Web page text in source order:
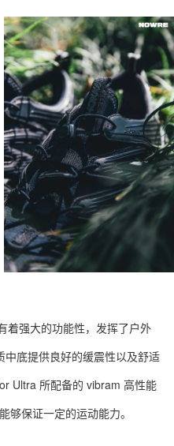
着强大的功能性，发挥了户外
中底提供良好的缓震性以及舒适
Ultra 所配备的 vibram 高性能
够保证一定的运动能力。